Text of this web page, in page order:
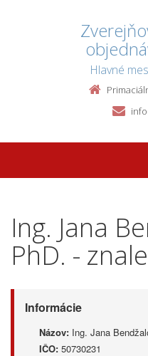
Hlavné
Ing. Jana
PhD. -
Informácie
Názov: Ing. Jana
IČO: 50730231